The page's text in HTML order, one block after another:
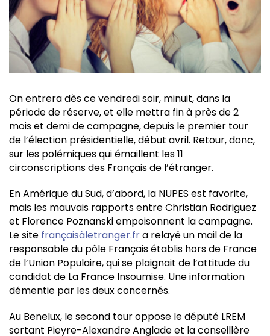
On entrera dès ce vendredi soir, minuit, dans la
période de réserve, et elle mettra fin à près de 2
mois et demi de campagne, depuis le premier tour
de l’élection présidentielle, début avril. Retour, donc,
sur les polémiques qui émaillent les 11
circonscriptions des Français de l’étranger.
En Amérique du Sud, d’abord, la NUPES est favorite,
mais les mauvais rapports entre Christian Rodriguez
et Florence Poznanski empoisonnent la campagne.
Le site françaisàletranger.fra relayé un mail de la
responsable du pôle Français établis hors de France
de l’Union Populaire, qui se plaignait de l’attitude du
candidat de La France Insoumise. Une information
démentie par les deux concernés.
Au Benelux, le second tour oppose le député LREM
sortant Pieyre-Alexandre Anglade et la conseillère